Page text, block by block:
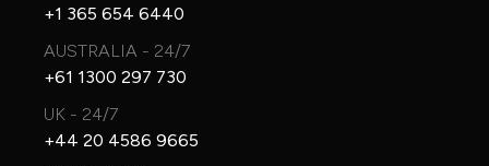
+1 365 654 6440
AUSTRALIA - 24/7
+61 1300 297 730
UK - 24/7
+44 20 4586 9665